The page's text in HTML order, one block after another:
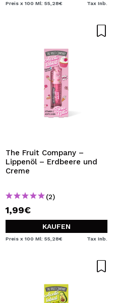
Preis x 100 Ml: 55,28€ Tax Inb.
The Fruit Company –
Lippenöl – Erdbeere und
Creme
(2)
1,99€
KAUFEN
Preis x 100 Ml: 55,28€ Tax Inb.